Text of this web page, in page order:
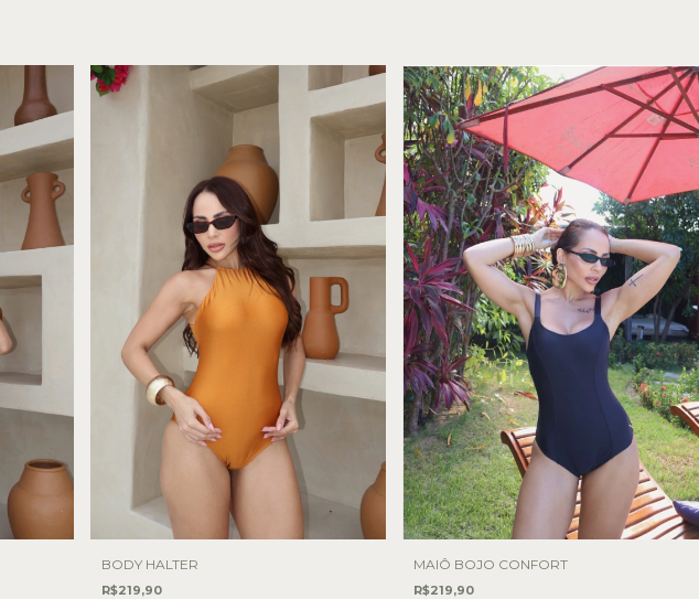
BODY HALTER
R$219,90
MAIÔ BOJO CONFORT
R$219,90